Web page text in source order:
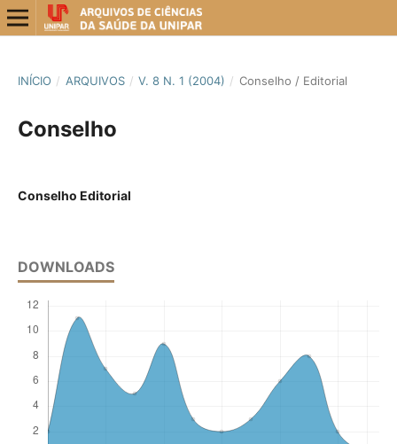
INÍCIO / ARQUIVOS / V. 8 N. 1 (2004) / Conselho / Editorial
Conselho
Conselho Editorial
DOWNLOADS